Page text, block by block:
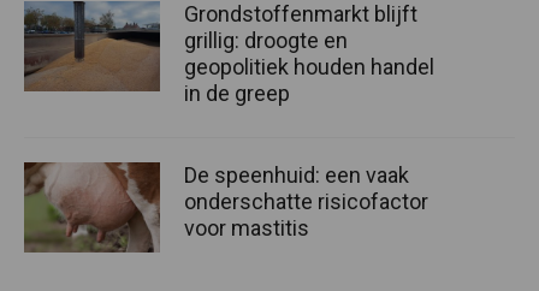
Grondstoffenmarkt blijft
grillig: droogte en
geopolitiek houden handel
in de greep
De speenhuid: een vaak
onderschatte risicofactor
voor mastitis